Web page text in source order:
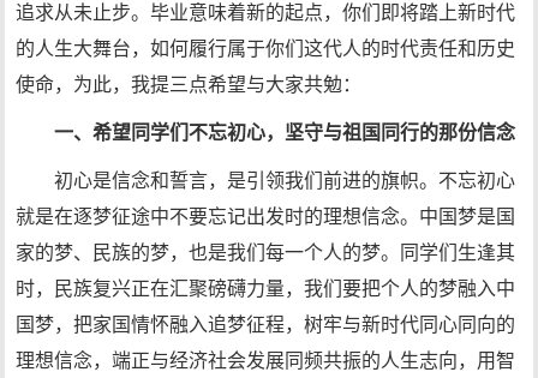
追求从未止步。毕业意味着新的起点，你们即将踏上新时代
的人生大舞台，如何履行属于你们这代人的时代责任和历史
使命，为此，我提三点希望与大家共勉：
一、希望同学们不忘初心，坚守与祖国同行的那份信念
初心是信念和誓言，是引领我们前进的旗帜。不忘初心
就是在逐梦征途中不要忘记出发时的理想信念。中国梦是国
家的梦、民族的梦，也是我们每一个人的梦。同学们生逢其
时，民族复兴正在汇聚磅礴力量，我们要把个人的梦融入中
国梦，把家国情怀融入追梦征程，树牢与新时代同心同向的
理想信念，端正与经济社会发展同频共振的人生志向，用智